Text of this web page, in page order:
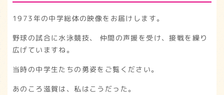
1973年の中学総体の映像をお届けします。
野球の試合に水泳競技、 仲間の声援を受け、接戦を繰り
広げていますね。
当時の中学生たちの勇姿をご覧ください。
あのころ滋賀は、私はこうだった。